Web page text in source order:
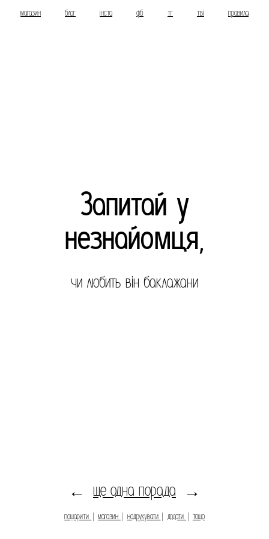
магазин блог інста фб тг тві правила
Запитай у
незнайомця,
чи любить він баклажани
← ще одна порада →
пошарити магазин надрукувати додати тощо